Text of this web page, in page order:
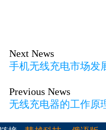
Next News
手机无线充电市场发
Previous News
无线充电器的工作原